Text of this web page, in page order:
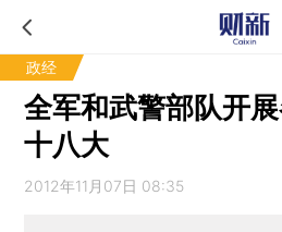
政经
全军和武警部队开
十八大
2012年11月07日 08:35